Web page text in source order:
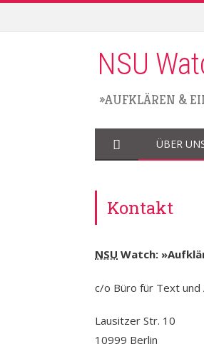
NSU
»AUFKLÄREN &
ÜBER
Kontakt
NSU Watch:
c/o Büro für Text und
Lausitzer Str. 10
10999 Berlin